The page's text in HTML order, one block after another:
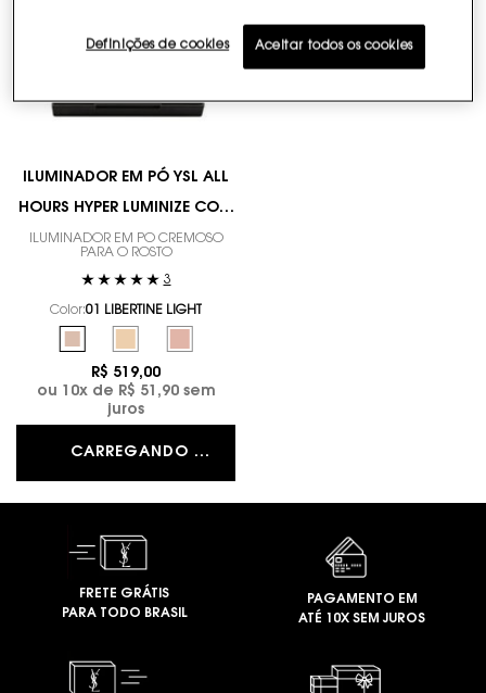
ILUMINADOR EM PÓ YSL ALL
HOURS HYPER LUMINIZE COM
TEXTURA CREMOSA E ÁCIDO
ILUMINADOR EM PÓ CREMOSO
PARA O ROSTO
3
Color:01 LIBERTINE LIGHT
R$ 519,00
ou 10x de R$ 51,90sem
juros
CARREGANDO ...
FRETE GRÁTIS
PARA TODO BRASIL
PAGAMENTO EM
ATÉ 10X SEM JUROS
Definições de cookies Aceitar todos os cookies